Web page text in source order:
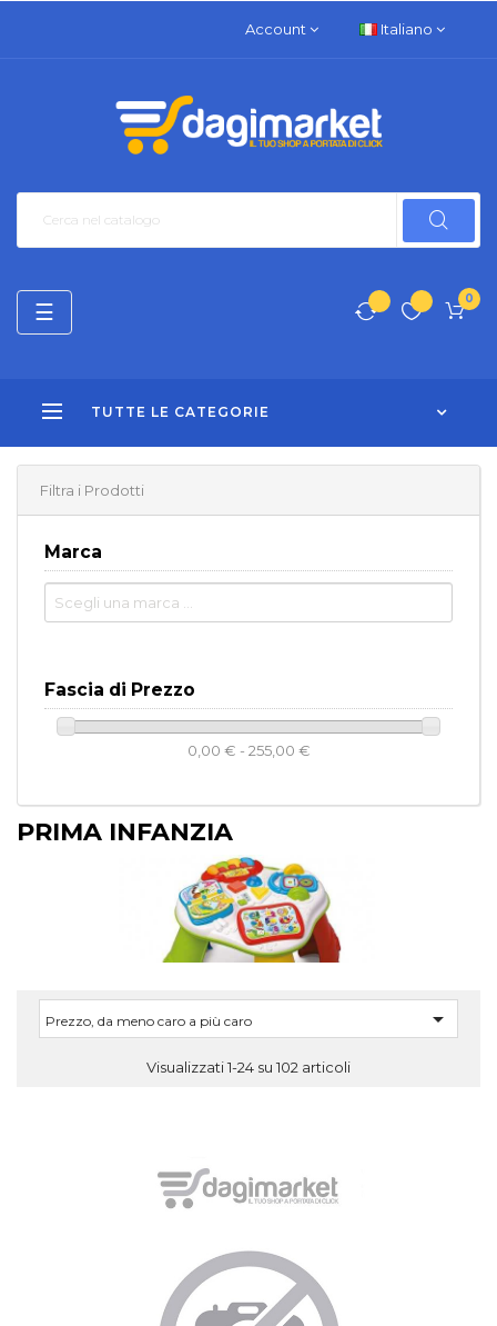
Account Italiano
0
TUTTE LE CATEGORIE
navigazione
Toggle
☰
Filtra i Prodotti
Marca
Fascia di Prezzo
0,00 € - 255,00 €
PRIMA INFANZIA
Prezzo, da meno caro a più caro 
Visualizzati 1-24 su 102 articoli